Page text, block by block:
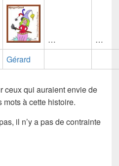
…
…
Gérard
qui auraient envie de
à cette histoire.
il n’y a pas de contrainte